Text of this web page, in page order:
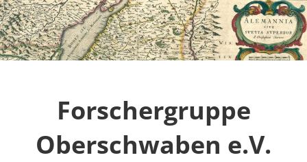
Zum
Inhalt
springen
Forschergruppe
Oberschwaben e.V.